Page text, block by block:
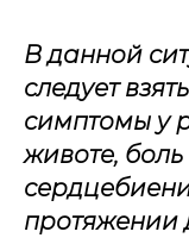
В данной
следует
симптомы у
животе,
протяжении